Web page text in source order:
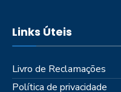
Links Úteis
Livro de Reclamações
Política de privacidade